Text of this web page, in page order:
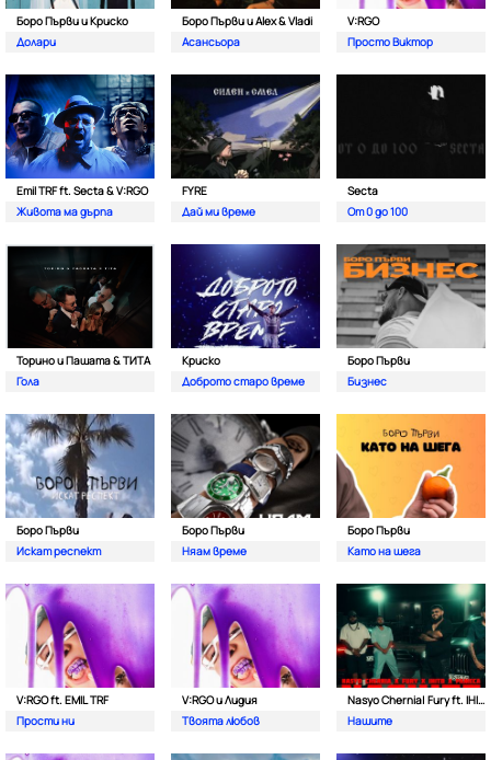
Боро Първи и Криско
Долари
Боро Първи и Alex & Vladi
Асансьора
V:RGO
Просто Виктор
Emil TRF ft. Secta & V:RGO
Живота ма дърпа
FYRE
Дай ми време
Secta
От 0 до 100
Торино и Пашата & ТИТА
Гола
Криско
Доброто старо време
Боро Първи
Бизнес
Боро Първи
Искат респект
Боро Първи
Няам време
Боро Първи
Като на шега
V:RGO ft. EMIL TRF
Прости ни
V:RGO и Лидия
Твоята любов
Nasyo Chernia| Fury ft. IHITO & Pameca
Нашите